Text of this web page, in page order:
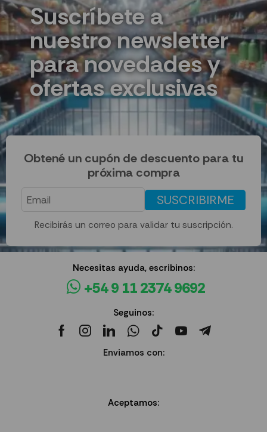
Suscríbete a
nuestro newsletter
para novedades y
ofertas exclusivas
Obtené un cupón de descuento para tu
próxima compra
SUSCRIBIRME
Recibirás un correo para validar tu suscripción.
Necesitas ayuda, escribinos:
+54 9 11 2374 9692
Seguinos:
Enviamos con:
Aceptamos: